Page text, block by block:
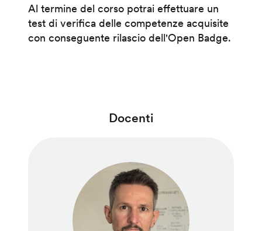
Al termine del corso potrai effettuare un
test di verifica delle competenze acquisite
con conseguente rilascio dell'Open Badge.
Docenti